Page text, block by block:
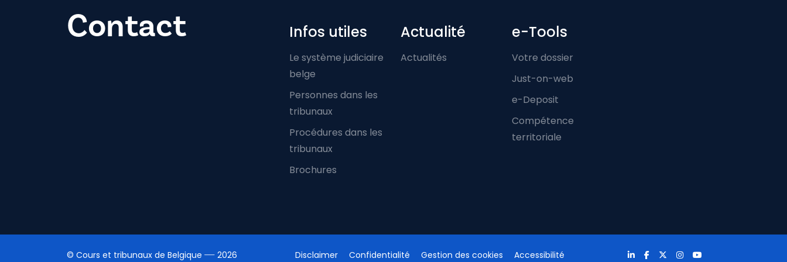
Contact
Infos utiles
Le système judiciaire
belge
Personnes dans les
tribunaux
Procédures dans les
tribunaux
Brochures
Actualité
Actualités
e-Tools
Votre dossier
Just-on-web
e-Deposit
Compétence
territoriale
© Cours et tribunaux de Belgique 2026 Disclaimer Confidentialité Gestion des cookies Accessibilité